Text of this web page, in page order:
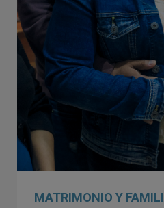
MATRIMONIO Y